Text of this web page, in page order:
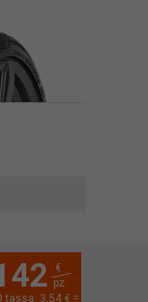
€
pz.
tassa: 3,54 € =